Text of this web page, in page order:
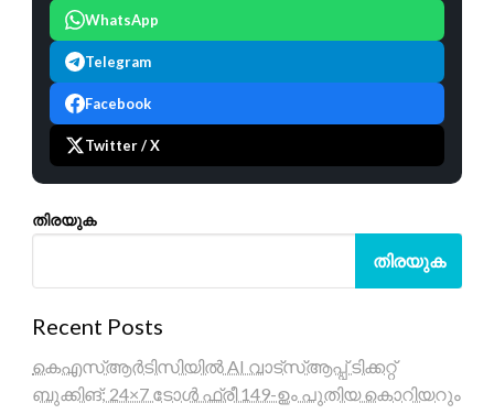
WhatsApp
Telegram
Facebook
Twitter / X
തിരയുക
തിരയുക
Recent Posts
കെഎസ്ആർടിസിയിൽ AI വാട്സ്ആപ്പ് ടിക്കറ്റ്
ബുക്കിങ്; 24×7 ടോൾ ഫ്രീ 149-ഉം പുതിയ കൊറിയറും